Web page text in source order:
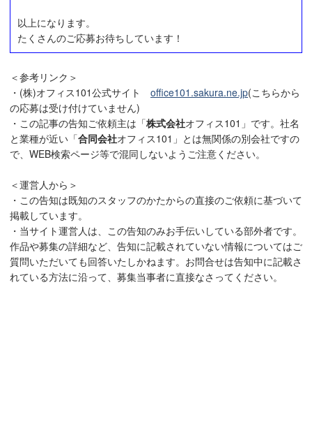
以上になります。
たくさんのご応募お待ちしています！
＜参考リンク＞
・(株)オフィス101公式サイト office101.sakura.ne.jp(こちらから
の応募は受け付けていません)
・この記事の告知ご依頼主は「株式会社オフィス101」です。社名
と業種が近い「合同会社オフィス101」とは無関係の別会社ですの
で、WEB検索ページ等で混同しないようご注意ください。
＜運営人から＞
・この告知は既知のスタッフのかたからの直接のご依頼に基づいて
掲載しています。
・当サイト運営人は、この告知のみお手伝いしている部外者です。
作品や募集の詳細など、告知に記載されていない情報についてはご
質問いただいても回答いたしかねます。お問合せは告知中に記載さ
れている方法に沿って、募集当事者に直接なさってください。